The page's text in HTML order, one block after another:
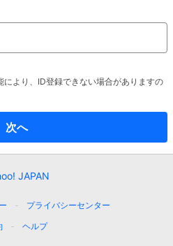
により、ID登録できない場合がありますの
次へ
JAPAN
プライバシーセンター
ヘルプ